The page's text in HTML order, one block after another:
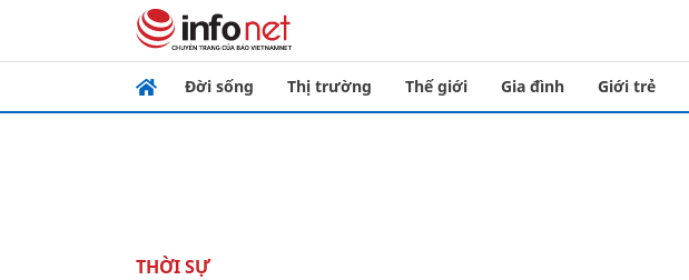
Đời sống Thị trường Thế giới Gia đình Giới trẻ
THỜI SỰ